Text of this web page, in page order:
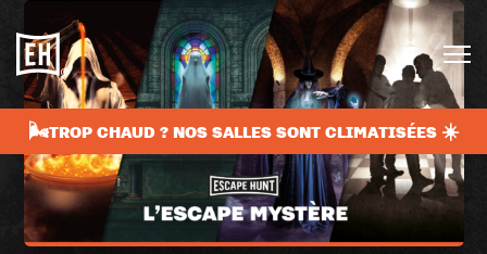
🌬️TROP CHAUD ? NOS SALLES SONT CLIMATISÉES ☀️